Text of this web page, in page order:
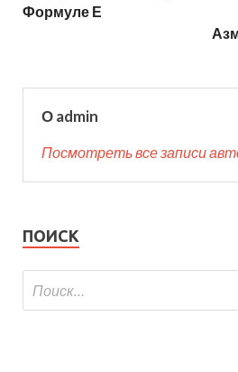
Формуле Е
О admin
Посмотреть все записи
ПОИСК